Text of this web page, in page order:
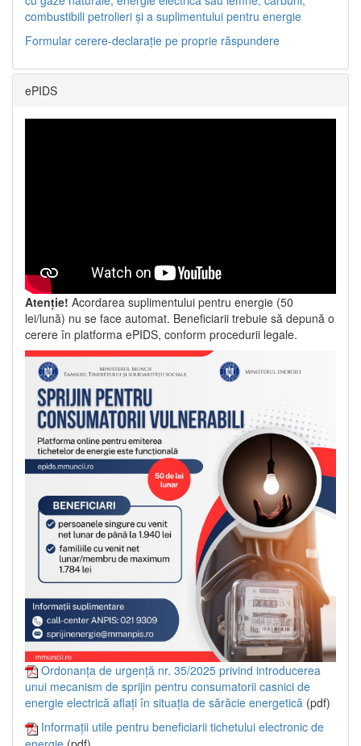
combustibili petrolieri și a suplimentului pentru energie
Formular cerere-declarație pe proprie răspundere
ePIDS
Atenție! Acordarea suplimentului pentru energie (50
lei/lună) nu se face automat. Beneficiarii trebuie să depună o
cerere în platforma ePIDS, conform procedurii legale.
Ordonanța de urgență nr. 35/2025 privind introducerea
unui mecanism de sprijin pentru consumatorii casnici de
energie electrică aflați în situația de sărăcie energetică (pdf)
Informații utile pentru beneficiarii tichetului electronic de